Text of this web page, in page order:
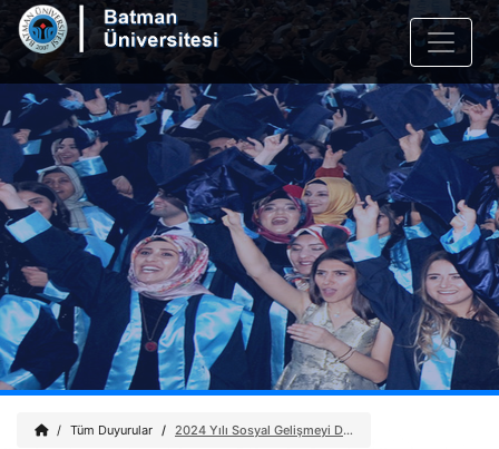
Tüm Duyurular 2024 Yılı Sosyal Gelişmeyi Destekleme Programı (SOGEP) Ön Başvuru İlanı